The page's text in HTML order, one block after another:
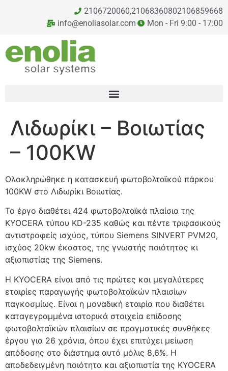
2106720060,21068360802106859668
info@enoliasolar.com
Mon - Fri 9:00 - 17:00
Λιδωρίκι – Βοιωτίας
– 100KW
Ολοκληρώθηκε η κατασκευή φωτοβολταϊκού πάρκου
100KW στο Λιδωρίκι Βοιωτίας.
Το έργο διαθέτει 424 φωτοβολταϊκά πλαίσια της
KYOCERA τύπου KD-235 καθώς και πέντε τριφασικούς
αντιστροφείς ισχύος, τύπου Siemens SINVERT PVM20,
ισχύος 20kw έκαστος, της γνωστής ποιότητας κι
αξιοπιστίας της Siemens.
Η KYOCERA είναι από τις πρώτες και μεγαλύτερες
εταιρίες παραγωγής φωτοβολταϊκών πλαισίων
παγκοσμίως. Είναι η μοναδική εταιρία που διαθέτει
καταγεγραμμένα ιστορικά στοιχεία επίδοσης
φωτοβολταϊκών πλαισίων σε πραγματικές συνθήκες
έργου για 26 χρόνια, όπου έχει επιτύχει μείωση
απόδοσης στο διάστημα αυτό μόλις 8,6%. Η
αποδεδειγμένη ποιότητα και αξιοπιστία της KYOCERA